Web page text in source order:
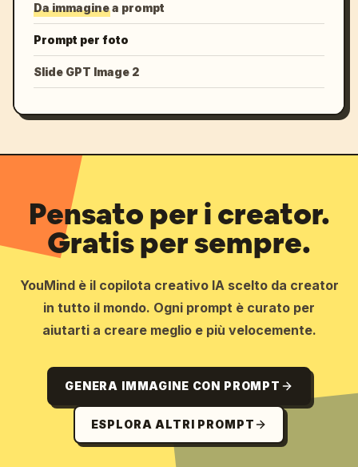
Da immagine a prompt
Prompt per foto
Slide GPT Image 2
Pensato per i creator.
Gratis per sempre.
YouMind è il copilota creativo IA scelto da creator
in tutto il mondo. Ogni prompt è curato per
aiutarti a creare meglio e più velocemente.
GENERA IMMAGINE CON PROMPT
ESPLORA ALTRI PROMPT